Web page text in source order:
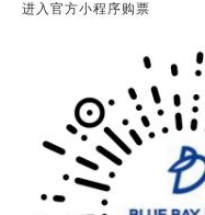
进入官方小程序购票